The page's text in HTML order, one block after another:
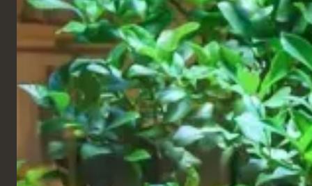
de bar Memphis en rose, ce qui a permis d'ajouter
une belle touche de couleur.